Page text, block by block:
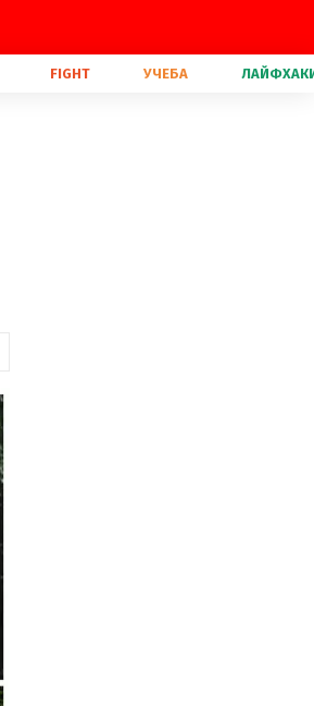
FIGHT УЧЕБА